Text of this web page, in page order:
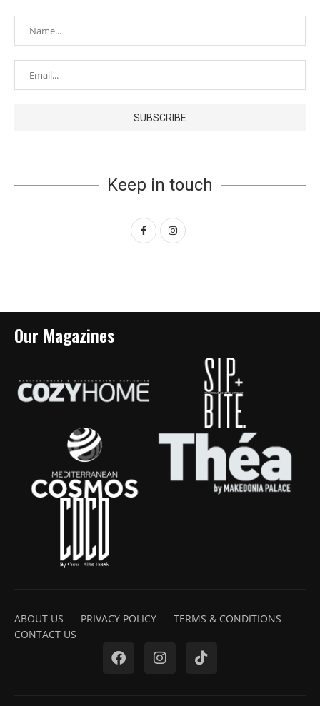
Keep in touch
Our Magazines
ABOUT US PRIVACY POLICY
TERMS & CONDITIONS
CONTACT US